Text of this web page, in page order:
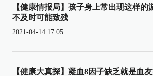
【健康情报局】孩子身上常出现这样的
不及时可能致残
2021-04-14 17:05
【健康大真探】凝血8因子缺乏就是血